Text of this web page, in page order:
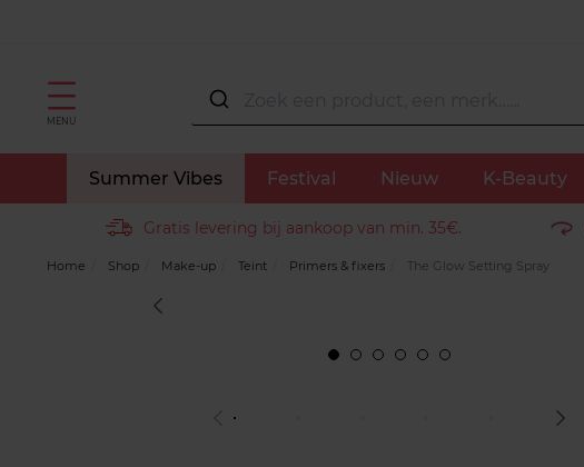
MENU
Summer Vibes Festival Nieuw K-Beauty
Gratis levering bij aankoop van min. 35€.
Home Shop Make-up Teint Primers & fixers The Glow Setting Spray